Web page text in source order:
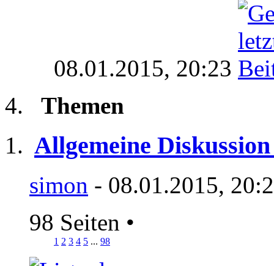
08.01.2015, 20:23
Themen
Allgemeine
simon - 08.01.2015,
98 Seiten •
1 2 3 4 5 ... 98